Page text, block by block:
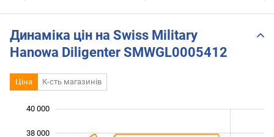
Динаміка цін на Swiss Military
Hanowa Diligenter SMWGL0005412
Ціна К-сть магазинів
38 000
40 000